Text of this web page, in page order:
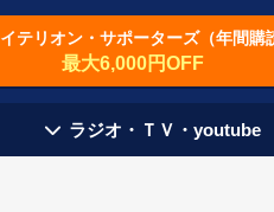
テリオン・サポーターズ（年間購
最大6,000円OFF
ラジオ・ＴＶ・youtube